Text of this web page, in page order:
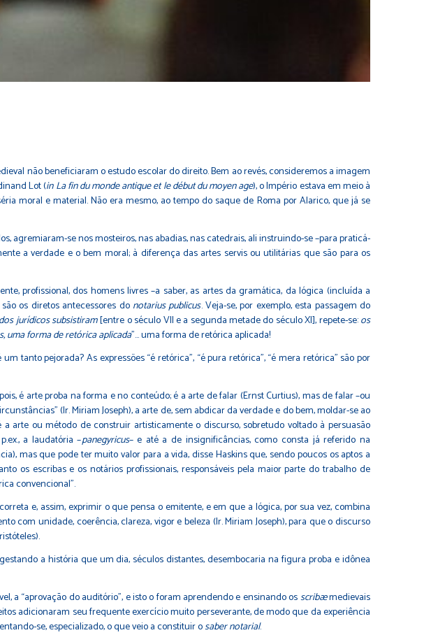
não beneficiaram o estudo escolar do direito. Bem ao revés, consideremos a imagem
Lot (in La fin du monde antique et le début du moyen age), o Império estava em meio à
moral e material. Não era mesmo, ao tempo do saque de Roma por Alarico, que já se
agremiaram-se nos mosteiros, nas abadias, nas catedrais, ali instruindo-se –para praticá-
a verdade e o bem moral; à diferença das artes servis ou utilitárias que são para os
profissional, dos homens livres –a saber, as artes da gramática, da lógica (incluída a
os diretos antecessores do notarius publicus. Veja-se, por exemplo, esta passagem do
jurídicos subsistiram[entre o século VII e a segunda metade do século XI], repete-se:os
uma forma de retórica aplicada”… uma forma de retórica aplicada!
tanto pejorada? As expressões “é retórica”, “é pura retórica”, “é mera retórica” são por
é arte proba na forma e no conteúdo; é a arte de falar (Ernst Curtius), mas de falar –ou
(Ir. Miriam Joseph), a arte de, sem abdicar da verdade e do bem, moldar-se ao
arte ou método de construir artisticamente o discurso, sobretudo voltado à persuasão
a laudatória –panegyricus– e até a de insignificâncias, como consta já referido na
mas que pode ter muito valor para a vida, disse Haskins que, sendo poucos os aptos a
os escribas e os notários profissionais, responsáveis pela maior parte do trabalho de
convencional”.
e, assim, exprimir o que pensa o emitente, e em que a lógica, por sua vez, combina
com unidade, coerência, clareza, vigor e beleza (Ir. Miriam Joseph), para que o discurso
a história que um dia, séculos distantes, desembocaria na figura proba e idônea
a “aprovação do auditório”, e isto o foram aprendendo e ensinando osscribæmedievais
adicionaram seu frequente exercício muito perseverante, de modo que da experiência
se, especializado, o que veio a constituir osaber notarial.